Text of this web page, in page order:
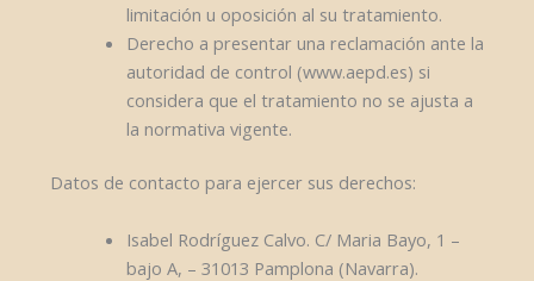
limitación u oposición al su tratamiento.
Derecho a presentar una reclamación ante la
autoridad de control (www.aepd.es) si
considera que el tratamiento no se ajusta a
la normativa vigente.
Datos de contacto para ejercer sus derechos:
Isabel Rodríguez Calvo. C/ Maria Bayo, 1 –
bajo A, – 31013 Pamplona (Navarra).